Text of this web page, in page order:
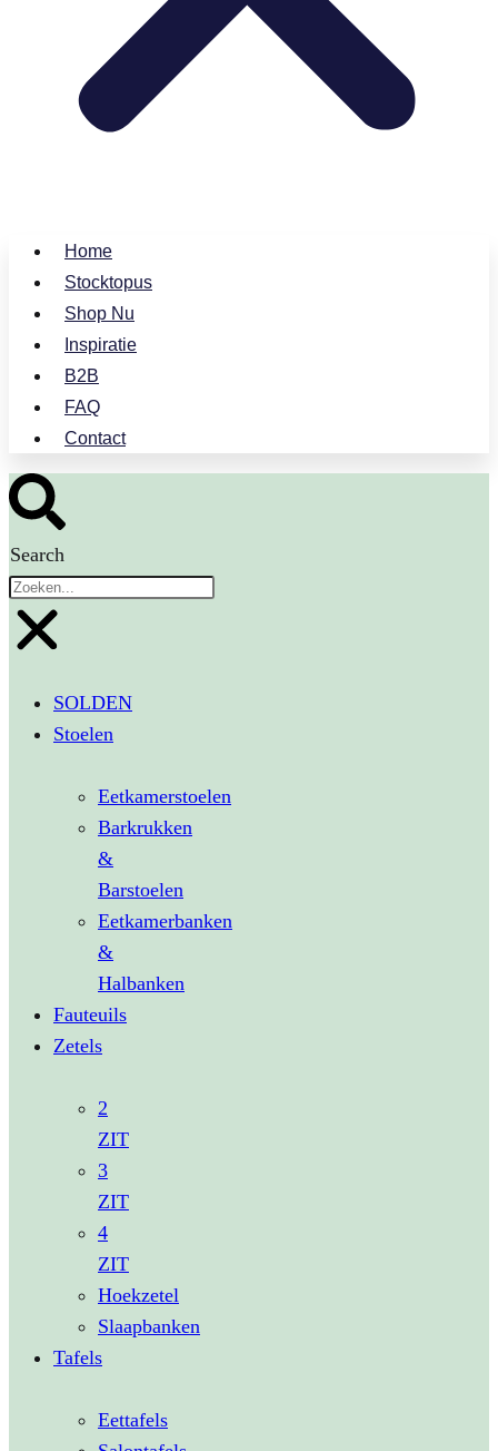
Home
Stocktopus
Shop Nu
Inspiratie
B2B
FAQ
Contact
Search
SOLDEN
Stoelen
Eetkamerstoelen
Barkrukken
&
Barstoelen
Eetkamerbanken
&
Halbanken
Fauteuils
Zetels
2
ZIT
3
ZIT
4
ZIT
Hoekzetel
Slaapbanken
Tafels
Eettafels